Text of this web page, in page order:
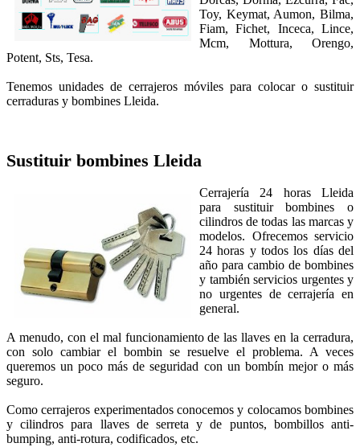
Toy, Keymat, Aumon, Bilma,
Fiam, Fichet, Inceca, Lince,
Mcm, Mottura, Orengo,
Potent, Sts, Tesa.
Tenemos unidades de cerrajeros móviles para colocar o sustituir
cerraduras y bombines Lleida.
Sustituir bombines Lleida
Cerrajería 24 horas Lleida
para sustituir bombines o
cilindros de todas las marcas y
modelos. Ofrecemos servicio
24 horas y todos los días del
año para cambio de bombines
y también servicios urgentes y
no urgentes de cerrajería en
general.
A menudo, con el mal funcionamiento de las llaves en la cerradura,
con solo cambiar el bombin se resuelve el problema. A veces
queremos un poco más de seguridad con un bombín mejor o más
seguro.
Como cerrajeros experimentados conocemos y colocamos bombines
y cilindros para llaves de serreta y de puntos, bombillos anti-
bumping, anti-rotura, codificados, etc.